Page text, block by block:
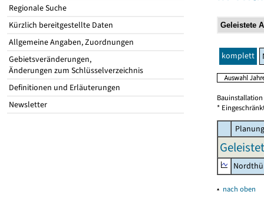
Regionale Suche
Kürzlich bereitgestellte Daten
Allgemeine Angaben, Zuordnungen
Gebietsveränderungen,
Änderungen zum Schlüsselverzeichnis
Definitionen und Erläuterungen
Newsletter
komplett
*
▴ nach oben